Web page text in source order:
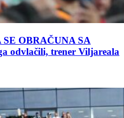
OBRAČUNA SA
odvlačili, trener Viljareala